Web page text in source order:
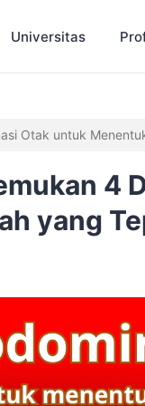
Universitas
Otak untuk
4
yang